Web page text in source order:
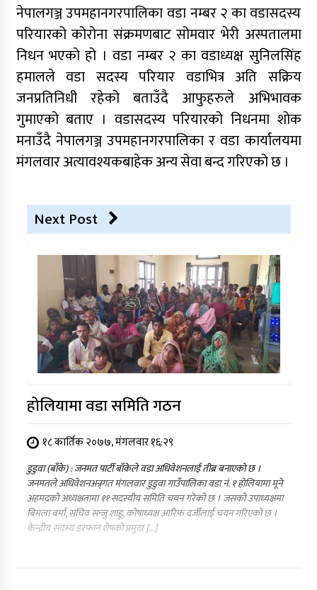
नेपालगञ्ज उपमहानगरपालिका वडा नम्बर २ का वडासदस्य
परियारको कोरोना संक्रमणबाट सोमवार भेरी अस्पतालमा
निधन भएको हो । वडा नम्बर २ का वडाध्यक्ष सुनिलसिंह
हमालले वडा सदस्य परियार वडाभित्र अति सक्रिय
जनप्रतिनिधी रहेको बताउँदै आफुहरुले अभिभावक
गुमाएको बताए । वडासदस्य परियारको निधनमा शोक
मनाउँदै नेपालगञ्ज उपमहानगरपालिका र वडा कार्यालयमा
मंगलवार अत्यावश्यकबाहेक अन्य सेवा बन्द गरिएको छ ।
Next Post
होलियामा वडा समिति गठन
१८ कार्तिक २०७७, मंगलवार १६:२९
डुडुवा (बाँके) : जनमत पार्टी बाँकेले वडा अधिवेशनलाई तीब्र बनाएको छ ।
जनमतले अधिवेशनअन्र्गत मंगलवार डुडुवा गाउँपालिका वडा नं. १ होलियामा मूने
अहमदको अध्यक्षतामा ११ सदस्यीय समिति चयन गरेको छ । जसको उपाध्यक्षमा
बिमला बर्मा, सचिव सन्जु शाहू, कोषाध्यक्ष आरिफ दर्जीलाई चयन गरिएको छ ।
केन्द्रीय सदस्य इरफान शेषको प्रमुख […]